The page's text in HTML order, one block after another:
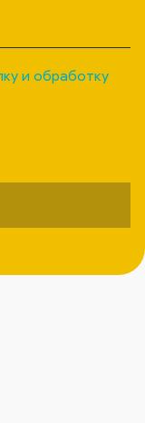
и обработку